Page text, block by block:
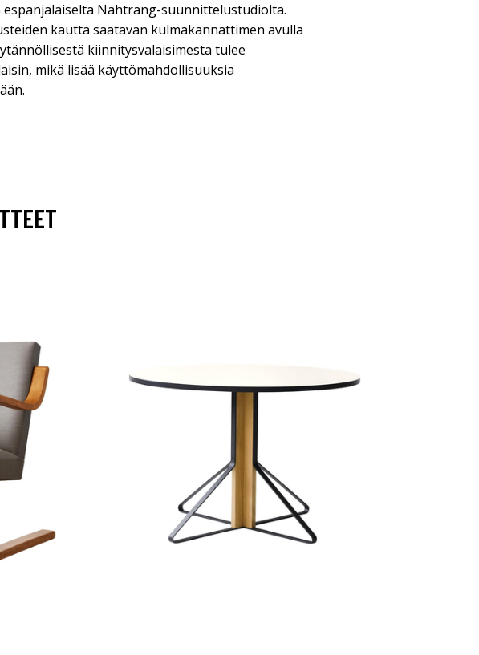
espanjalaiselta Nahtrang-suunnittelustudiolta.
kautta saatavan kulmakannattimen avulla
kiinnitysvalaisimesta tulee
mikä lisää käyttömahdollisuuksia